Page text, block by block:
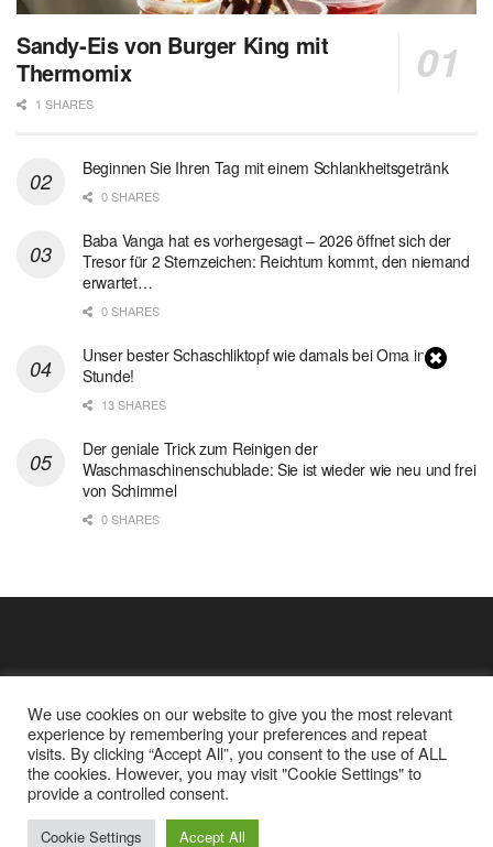
Sandy-Eis von Burger King mit
Thermomix
1 SHARES
Beginnen Sie Ihren Tag mit einem Schlankheitsgetränk
0 SHARES
Baba Vanga hat es vorhergesagt – 2026 öffnet sich der
Tresor für 2 Sternzeichen: Reichtum kommt, den niemand
erwartet…
0 SHARES
Unser bester Schaschliktopf wie damals bei Oma in 1
Stunde!
13 SHARES
Der geniale Trick zum Reinigen der
Waschmaschinenschublade: Sie ist wieder wie neu und frei
von Schimmel
0 SHARES
Cookie Policy
Datenschutz
Google Analytics und Cookie Dateien
© 2025Einfache Rezept
We use cookies on our website to give you the most relevant
experience by remembering your preferences and repeat
visits. By clicking “Accept All”, you consent to the use of ALL
the cookies. However, you may visit "Cookie Settings" to
provide a controlled consent.
Cookie Settings Accept All